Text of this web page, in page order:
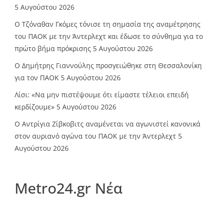
5 Αυγούστου 2026
Ο Τζόναθαν Γκόμες τόνισε τη σημασία της αναμέτρησης
του ΠΑΟΚ με την Άντερλεχτ και έδωσε το σύνθημα για το
πρώτο βήμα πρόκρισης 5 Αυγούστου 2026
Ο Δημήτρης Γιαννούλης προσγειώθηκε στη Θεσσαλονίκη
για τον ΠΑΟΚ 5 Αυγούστου 2026
Λίσι: «Να μην πιστέψουμε ότι είμαστε τέλειοι επειδή
κερδίζουμε» 5 Αυγούστου 2026
Ο Αντρίγια Ζίβκοβιτς αναμένεται να αγωνιστεί κανονικά
στον αυριανό αγώνα του ΠΑΟΚ με την Άντερλεχτ 5
Αυγούστου 2026
Metro24.gr Νέα